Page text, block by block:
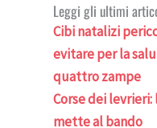
Leggi gli ultimi
Cibi natalizi
evitare per la
quattro zampe
Corse dei
mette al bando